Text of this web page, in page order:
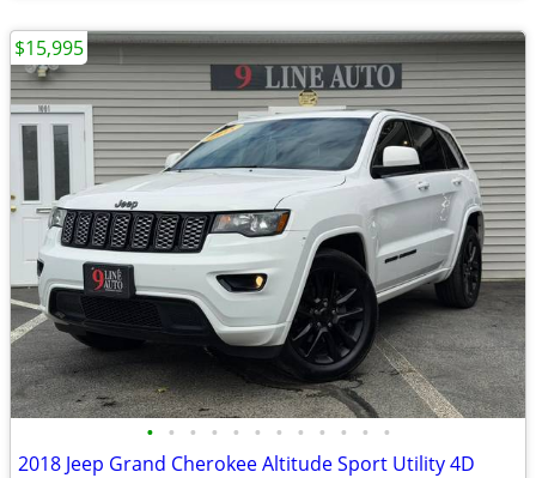
• • • • • • • • • • • •
2018 Jeep Grand Cherokee Altitude Sport Utility 4D
$15,995